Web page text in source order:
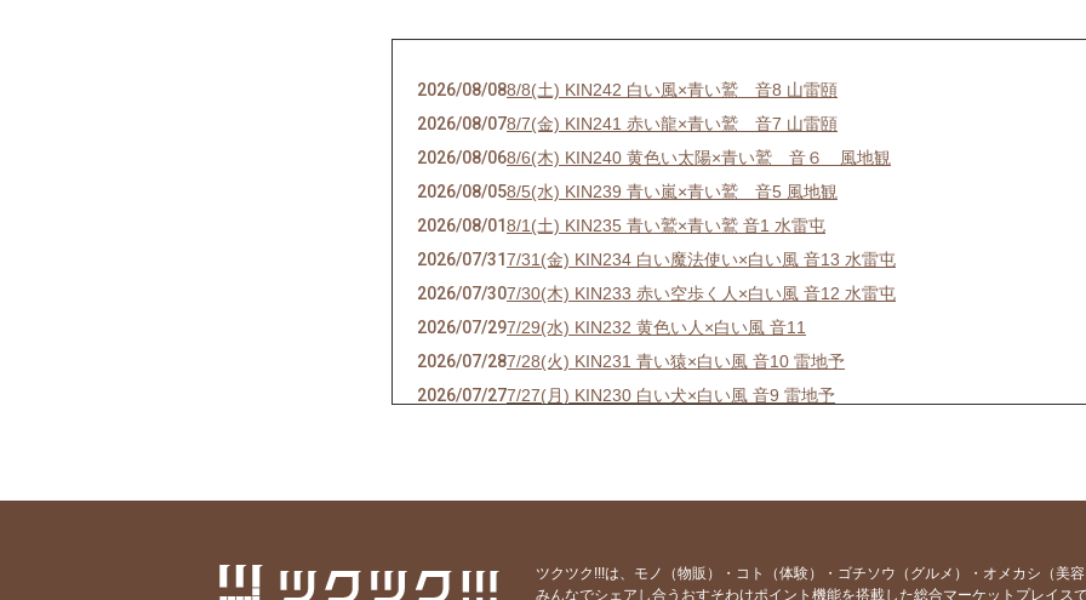
2026/08/088/8(土) KIN242 白い風×青い鷲 音8 山雷頤
2026/08/078/7(金) KIN241 赤い龍×青い鷲 音7 山雷頤
2026/08/068/6(木) KIN240 黄色い太陽×青い鷲 音６ 風地観
2026/08/058/5(水) KIN239 青い嵐×青い鷲 音5 風地観
2026/08/018/1(土) KIN235 青い鷲×青い鷲 音1 水雷屯
2026/07/317/31(金) KIN234 白い魔法使い×白い風 音13 水雷屯
2026/07/307/30(木) KIN233 赤い空歩く人×白い風 音12 水雷屯
2026/07/297/29(水) KIN232 黄色い人×白い風 音11
2026/07/287/28(火) KIN231 青い猿×白い風 音10 雷地予
2026/07/277/27(月) KIN230 白い犬×白い風 音9 雷地予
2026/07/247/24(金) KIN227 青い手×白い風 音6 風雷益
7/22(水) KIN225 赤い蛇×白い風 音4 風雷益
ツクツク!!!は、モノ（物販）・コト（体験）・ゴチソウ（グルメ）・オメカシ（美
みんなでシェアし合うおすそわけポイント機能を搭載した総合マーケットプレイスで